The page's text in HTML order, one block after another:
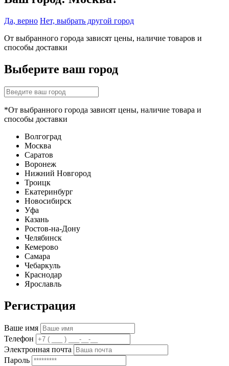
Да, верно Нет, выбрать другой город
От выбранного города зависят цены, наличие товаров и
способы доставки
Выберите ваш город
*От выбранного города зависят цены, наличие товара и
способы доставки
Волгоград
Москва
Саратов
Воронеж
Нижний Новгород
Троицк
Екатеринбург
Новосибирск
Уфа
Казань
Ростов-на-Дону
Челябинск
Кемерово
Самара
Чебаркуль
Краснодар
Ярославль
Регистрация
Ваше имя
Телефон
Электронная почта
Пароль